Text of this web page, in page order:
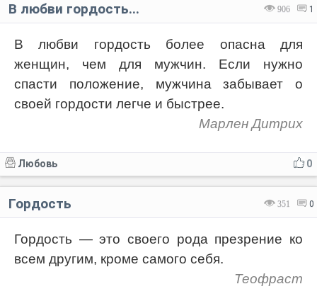
Код: Отправить
906 1
В любви гордость...
В любви гордость более опасна для
женщин, чем для мужчин. Если нужно
спасти положение, мужчина забывает о
своей гордости легче и быстрее.
Марлен Дитрих
0
Любовь
351 0
Гордость
Гордость — это своего рода презрение ко
всем другим, кроме самого себя.
Теофраст